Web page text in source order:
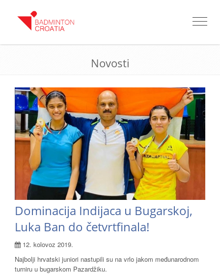
Toggle
Novosti
Dominacija Indijaca u Bugarskoj,
Luka Ban do četvrtfinala!
12. kolovoz 2019.
Najbolji hrvatski juniori nastupili su na vrlo jakom međunarodnom
turniru u bugarskom Pazardžiku.